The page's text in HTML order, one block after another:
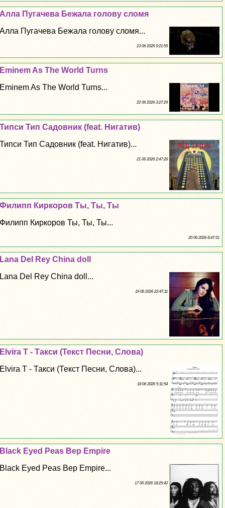
Алла Пугачева Бежала голову сломя
Алла Пугачева Бежала голову сломя...
23 06 2026 9:21:59
Eminem As The World Turns
Eminem As The World Turns...
22 06 2026 3:27:29
Типси Тип Садовник (feat. Нигатив)
Типси Тип Садовник (feat. Нигатив)...
21 06 2026 2:47:26
Филипп Киркоров Ты, Ты, Ты
Филипп Киркоров Ты, Ты, Ты...
20 06 2026 8:47:51
Lana Del Rey China doll
Lana Del Rey China doll...
19 06 2026 22:47:11
Elvira T - Такси (Текст Песни, Слова)
Elvira T - Такси (Текст Песни, Слова)...
18 06 2026 5:11:54
Black Eyed Peas Bep Empire
Black Eyed Peas Bep Empire...
17 06 2026 18:25:42